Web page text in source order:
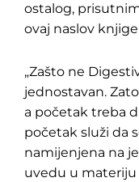
ostalog,
ovaj naslov
„Zašto ne
jednostavan.
a početak treba
početak služi da
namijenjena na
uvedu u materiju